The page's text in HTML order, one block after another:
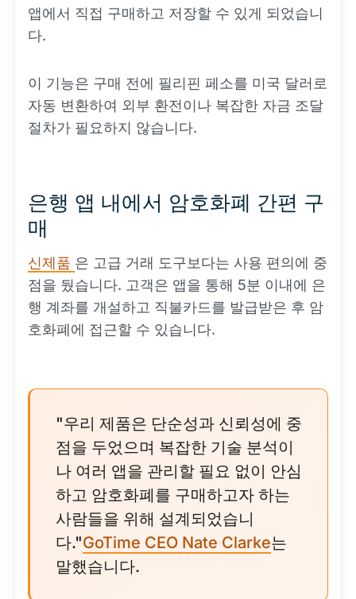
앱에서 직접 구매하고 저장할 수 있게 되었습니
다.
이 기능은 구매 전에 필리핀 페소를 미국 달러로
자동 변환하여 외부 환전이나 복잡한 자금 조달
절차가 필요하지 않습니다.
은행 앱 내에서 암호화폐 간편 구
매
신제품 은 고급 거래 도구보다는 사용 편의에 중
점을 뒀습니다. 고객은 앱을 통해 5분 이내에 은
행 계좌를 개설하고 직불카드를 발급받은 후 암
호화폐에 접근할 수 있습니다.
"우리 제품은 단순성과 신뢰성에 중
점을 두었으며 복잡한 기술 분석이
나 여러 앱을 관리할 필요 없이 안심
하고 암호화폐를 구매하고자 하는
사람들을 위해 설계되었습니
다."GoTime CEO Nate Clarke는
말했습니다.